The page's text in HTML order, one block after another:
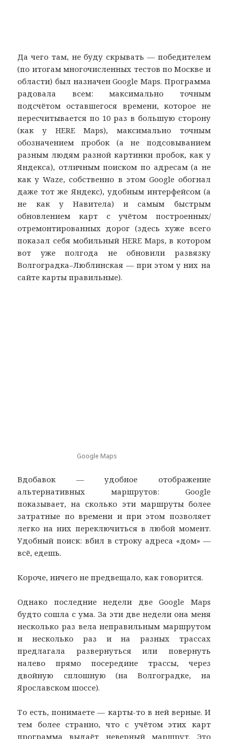
Да чего там, не буду скрывать — победителем
(по итогам многочисленных тестов по Москве и
области) был назначен Google Maps. Программа
радовала всем: максимально точным
подсчётом оставшегося времени, которое не
пересчитывается по 10 раз в большую сторону
(как у HERE Maps), максимально точным
обозначением пробок (а не подсовыванием
разным людям разной картинки пробок, как у
Яндекса), отличным поиском по адресам (а не
как у Waze, собственно в этом Google обогнал
даже тот же Яндекс), удобным интерфейсом (а
не как у Навитела) и самым быстрым
обновлением карт с учётом построенных/
отремонтированных дорог (здесь хуже всего
показал себя мобильный HERE Maps, в котором
вот уже полгода не обновили развязку
Волгоградка–Люблинская — при этом у них на
сайте карты правильные).
Google Maps
Вдобавок — удобное отображение
альтернативных маршрутов: Google
показывает, на сколько эти маршруты более
затратные по времени и при этом позволяет
легко на них переключиться в любой момент.
Удобный поиск: вбил в строку адреса «дом» —
всё, едешь.
Короче, ничего не предвещало, как говорится.
Однако последние недели две Google Maps
будто сошла с ума. За эти две недели она меня
несколько раз вела неправильным маршрутом
и несколько раз и на разных трассах
предлагала развернуться или повернуть
налево прямо посередине трассы, через
двойную сплошную (на Волгоградке, на
Ярославском шоссе).
То есть, понимаете — карты-то в ней верные. И
тем более странно, что с учётом этих карт
программа выдаёт неверный маршрут. Это